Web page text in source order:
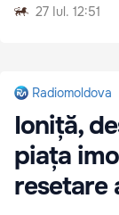
27 Iul. 12:51
Radiomoldova
Ioniță,
piața
resetare